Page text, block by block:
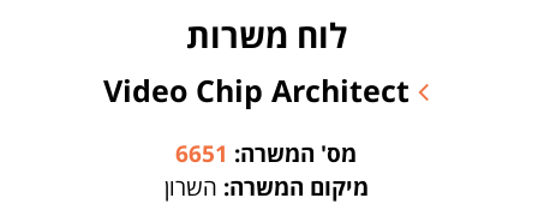
לוח משרות
מס' המשרה: 6651
מיקום המשרה: השרון